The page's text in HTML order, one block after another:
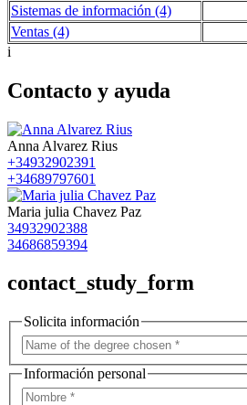
Sistemas de información (4)
Ventas (4)
i
Contacto y ayuda
Anna Alvarez Rius
+34932902391
+34689797601
Maria julia Chavez Paz
34932902388
34686859394
contact_study_form
Solicita información
Información personal